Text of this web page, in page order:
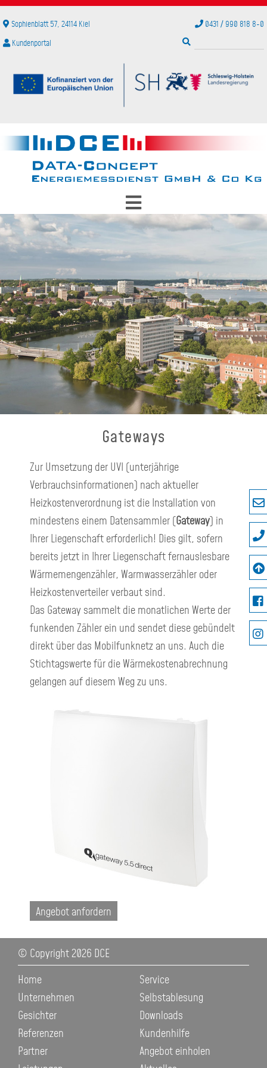
Sophienblatt 57, 24114 Kiel
0431 / 990 818 8-0
Kundenportal
Gateways
Zur Umsetzung der UVI (unterjährige
Verbrauchsinformationen) nach aktueller
Heizkostenverordnung ist die Installation von
mindestens einem Datensammler (Gateway) in
Ihrer Liegenschaft erforderlich! Dies gilt, sofern
bereits jetzt in Ihrer Liegenschaft fernauslesbare
Wärmemengenzähler, Warmwasserzähler oder
Heizkostenverteiler verbaut sind.
Das Gateway sammelt die monatlichen Werte der
funkenden Zähler ein und sendet diese gebündelt
direkt über das Mobilfunknetz an uns. Auch die
Stichtagswerte für die Wärmekostenabrechnung
gelangen auf diesem Weg zu uns.
Angebot anfordern
© Copyright 2026 DCE
N
a
v
i
g
Home
Unternehmen
Gesichter
Referenzen
Partner
Service
Selbstablesung
Downloads
Kundenhilfe
Angebot einholen
Gesichter
Karriere
Referenzen
Störung für Rauchwarnmelder melden
Selbstablesung
Downloads